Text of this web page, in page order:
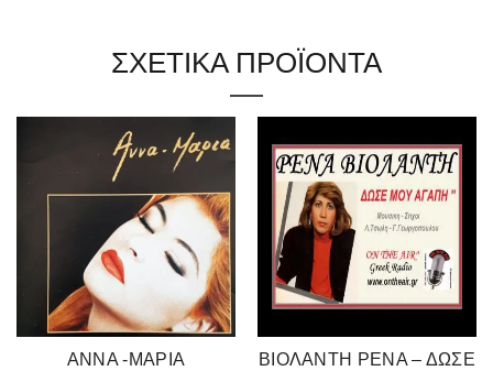
ΣΧΕΤΙΚΑ ΠΡΟΪΟΝΤΑ
ΑΝΝΑ -ΜΑΡΙΑ
ΒΙΟΛΑΝΤΗ ΡΕΝΑ – ΔΩΣΕ